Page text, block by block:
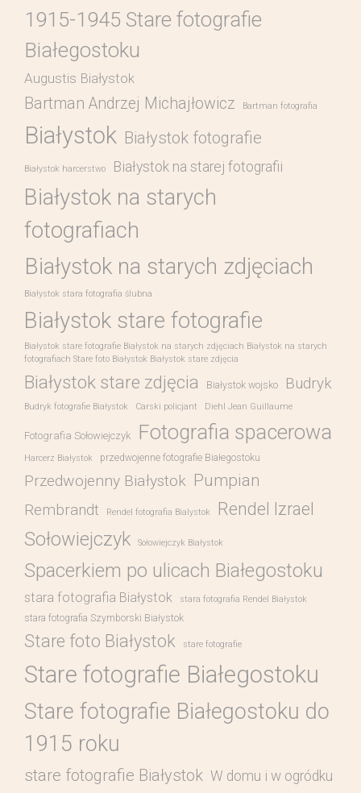
1915-1945 Stare fotografie
Białegostoku
Augustis Białystok
Bartman Andrzej Michajłowicz Bartman fotografia
Białystok Białystok fotografie
Białystok harcerstwo Białystok na starej fotografii
Białystok na starych
fotografiach
Białystok na starych zdjęciach
Białystok stara fotografia ślubna
Białystok stare fotografie
Białystok stare fotografie Białystok na starych zdjęciach Białystok na starych
fotografiach Stare foto Białystok Białystok stare zdjęcia
Białystok stare zdjęcia Białystok wojsko Budryk
Budryk fotografie Białystok Carski policjant Diehl Jean Guillaume
Fotografia Sołowiejczyk Fotografia spacerowa
Harcerz Białystok przedwojenne fotografie Białegostoku
Przedwojenny Białystok Pumpian
Rembrandt Rendel fotografia Bialystok Rendel Izrael
Sołowiejczyk Sołowiejczyk Białystok
Spacerkiem po ulicach Białegostoku
stara fotografia Białystok stara fotografia Rendel Białystok
stara fotografia Szymborski Białystok
Stare foto Białystok stare fotografie
Stare fotografie Białegostoku
Stare fotografie Białegostoku do
1915 roku
stare fotografie Białystok W domu i w ogródku